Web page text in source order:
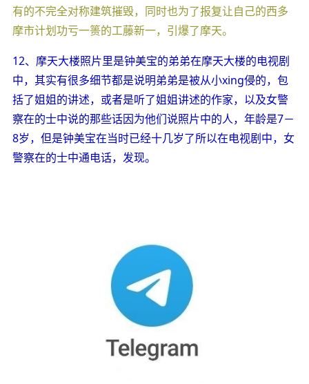
有的不完全对称建筑摧毁，同时也为了报复让自己的西多
摩市计划功亏一篑的工藤新一，引爆了摩天。
12、摩天大楼照片里是钟美宝的弟弟在摩天大楼的电视剧
中，其实有很多细节都是说明弟弟是被从小xing侵的，包
括了姐姐的讲述，或者是听了姐姐讲述的作家，以及女警
察在的士中说的那些话因为他们说照片中的人，年龄是7－
8岁，但是钟美宝在当时已经十几岁了所以在电视剧中，女
警察在的士中通电话，发现。